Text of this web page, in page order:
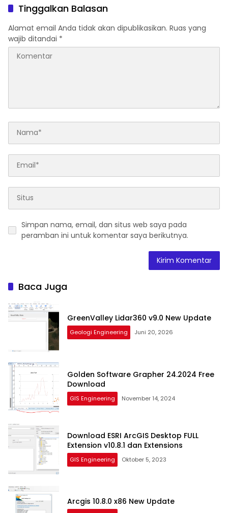
Tinggalkan Balasan
Alamat email Anda tidak akan dipublikasikan. Ruas yang
wajib ditandai *
Simpan nama, email, dan situs web saya pada
peramban ini untuk komentar saya berikutnya.
Baca Juga
GreenValley Lidar360 v9.0 New Update
Geologi Engineering Juni 20, 2026
Golden Software Grapher 24.2024 Free
Download
GIS Engineering November 14, 2024
Download ESRI ArcGIS Desktop FULL
Extension v10.8.1 dan Extensions
GIS Engineering Oktober 5, 2023
Arcgis 10.8.0 x86 New Update